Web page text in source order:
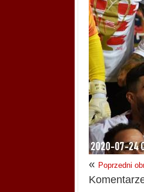
« Poprzedni